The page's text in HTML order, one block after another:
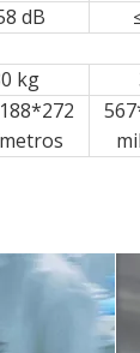
dB
kg